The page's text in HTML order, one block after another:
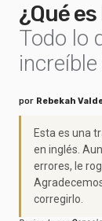
¿Qué
Todo lo
por Rebekah
Esta es una
en inglés.
errores, le
corregirlo.